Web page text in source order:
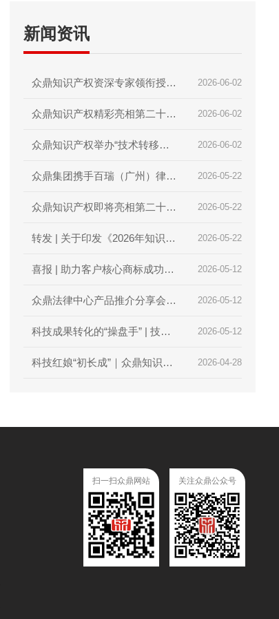
新闻资讯
2026-06-02
众鼎知识产权资深专家领衔授课
｜2026第二届技术经理人初级
培训圆满收官
2026-06-02
众鼎知识产权精彩亮相第二十届
深圳国际金融博览会｜赋能科技
金融，护航创新成果
2026-06-02
众鼎知识产权举办“技术转移与
科技项目政策”内部培训交流会
｜锻造专业内功，赋能创新服务
2026-05-22
众鼎集团携手百瑞（广州）律师
事务所，共庆两周年暨知产分享
会
2026-05-22
众鼎知识产权即将亮相第二十届
深圳国际金融博览会 2026-05-22
转发 | 关于印发《2026年知识产
权强国建设推进计划》的通知 2026-05-12
喜报 | 助力客户核心商标成功入
选广东省重点商标保护名录 2026-05-12
众鼎法律中心产品推介分享会顺
利举行 2026-05-12
科技成果转化的“操盘手” | 技术
经理人初级培训火热报名中，众 2026-04-28
科技红娘“初长成”｜众鼎知识产
扫一扫众鼎网站 关注众鼎公众号